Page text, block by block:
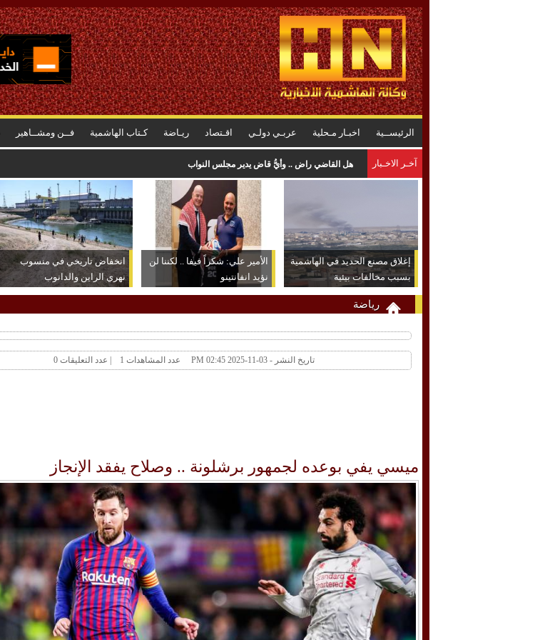
الرئيســية اخبـار مـحلية عربـي دولـي اقـتصاد ريـاضة كـتاب الهاشمية فــن ومشــاهير
آخـر الاخـبار المواصفات : لا خلل في البنزين .. وارتفاع أسعاره وراء الشعور بسرعة استهلاكه
إغلاق مصنع الحديد في الهاشمية
بسبب مخالفات بيئية
الأمير علي: شكراً فيفا .. لكننا لن
نؤيد انفانتينو
انخفاض تاريخي في منسوب
نهري الراين والدانوب
رياضة
تاريخ النشر - 03-11-2025 02:45 PM عدد المشاهدات 1 | عدد التعليقات 0
ميسي يفي بوعده لجمهور برشلونة .. وصلاح يفقد الإنجاز